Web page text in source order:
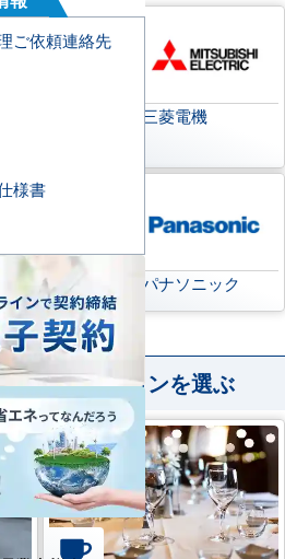
三菱電機
重工 パナソニック
業務用エアコンを選ぶ
ご依頼連絡先
様書